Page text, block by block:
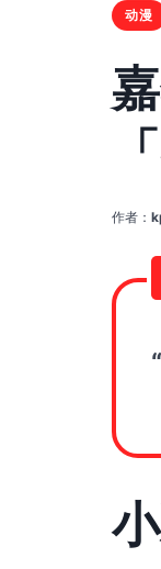
动漫
作者：